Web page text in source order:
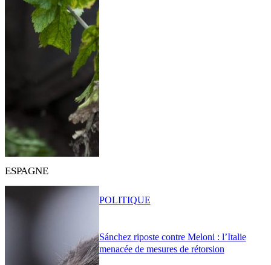
ESPAGNE
Sánchez riposte contre Meloni : l’Italie
menacée de mesures de rétorsion
POLITIQUE